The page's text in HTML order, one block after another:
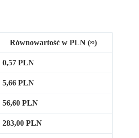
Równowartość w PLN (≈)
0,57 PLN
5,66 PLN
56,60 PLN
283,00 PLN